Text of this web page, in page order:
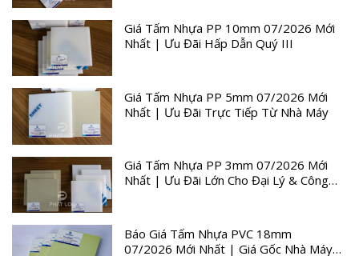
Giá Tấm Nhựa PP 10mm 07/2026 Mới
Nhất | Ưu Đãi Hấp Dẫn Quý III
Giá Tấm Nhựa PP 5mm 07/2026 Mới
Nhất | Ưu Đãi Trực Tiếp Từ Nhà Máy
Giá Tấm Nhựa PP 3mm 07/2026 Mới
Nhất | Ưu Đãi Lớn Cho Đại Lý & Công
Báo Giá Tấm Nhựa PVC 18mm
07/2026 Mới Nhất | Giá Gốc Nhà Máy